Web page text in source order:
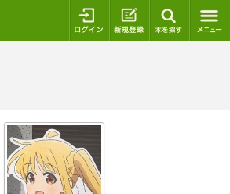
ログイン 新規登録